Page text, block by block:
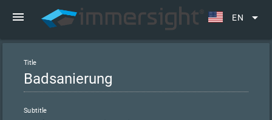
EN arrow_drop_down
menu
Title
Subtitle